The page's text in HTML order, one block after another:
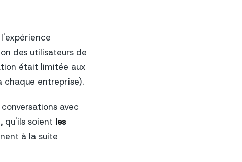
des utilisateurs de
était limitée aux
chaque entreprise).
avec
qu'ils soient les
à la suite